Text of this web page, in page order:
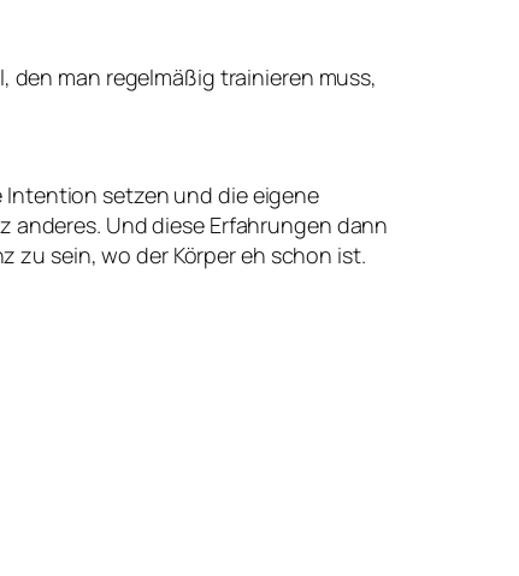
den man regelmäßig trainieren muss,
Intention setzen und die eigene
anderes. Und diese Erfahrungen dann
zu sein, wo der Körper eh schon ist.